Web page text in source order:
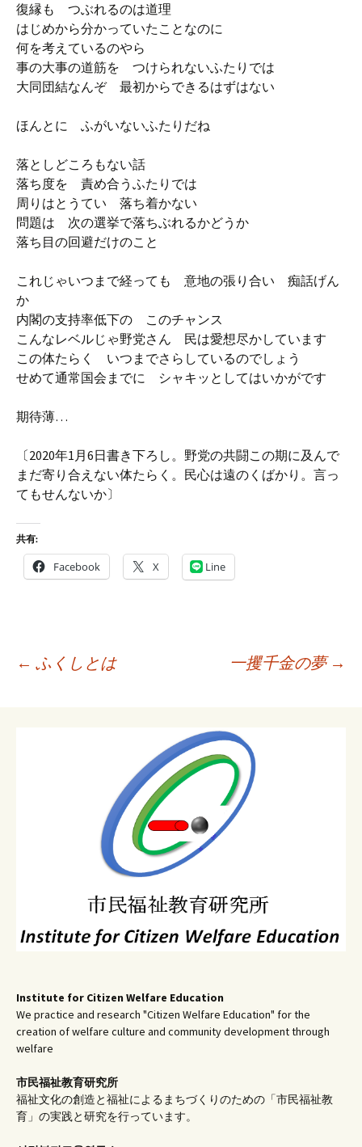
復縁も つぶれるのは道理
はじめから分かっていたことなのに
何を考えているのやら
事の大事の道筋を つけられないふたりでは
大同団結なんぞ 最初からできるはずはない
ほんとに ふがいないふたりだね
落としどころもない話
落ち度を 責め合うふたりでは
周りはとうてい 落ち着かない
問題は 次の選挙で落ちぶれるかどうか
落ち目の回避だけのこと
これじゃいつまで経っても 意地の張り合い 痴話げん
か
内閣の支持率低下の このチャンス
こんなレベルじゃ野党さん 民は愛想尽かしています
この体たらく いつまでさらしているのでしょう
せめて通常国会までに シャキッとしてはいかがです
期待薄…
〔2020年1月6日書き下ろし。野党の共闘この期に及んで
まだ寄り合えない体たらく。民心は遠のくばかり。言っ
てもせんないか〕
共有:
Facebook X Line
← ふくしとは 一攫千金の夢 →
Institute for Citizen Welfare Education
We practice and research "Citizen Welfare Education" for the
creation of welfare culture and community development through
welfare
市民福祉教育研究所
福祉文化の創造と福祉によるまちづくりのための「市民福祉教
育」の実践と研究を行っています。